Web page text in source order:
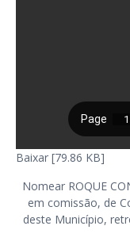
Baixar [79.86 KB]
Nomear ROQUE
em comissão, de
deste Município,